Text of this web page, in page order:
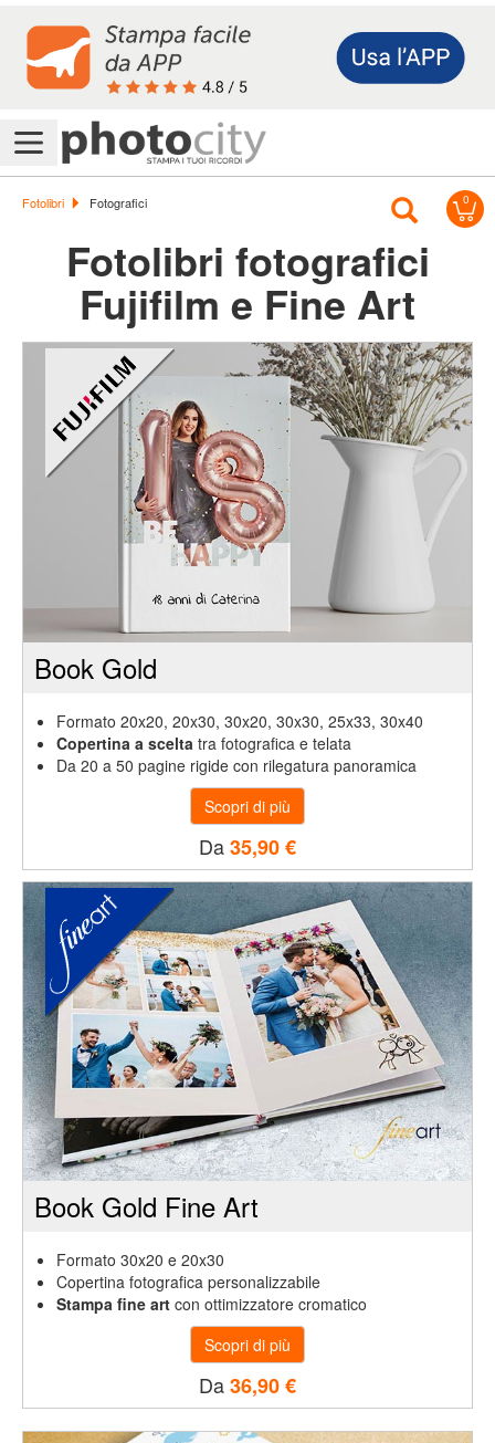
Offerte
Assistenza
Calendari
Fotoregali
Fashion
Lab
Ritorna
al
menù
Ritorna
al
menù
Promozioni
Fotolibri Fotografici 0
Fotolibri fotografici
Fujifilm e Fine Art
Book Gold
Formato 20x20, 20x30, 30x20, 30x30, 25x33, 30x40
Copertina a scelta tra fotografica e telata
Da 20 a 50 pagine rigide con rilegatura panoramica
Da35,90 €
Book Gold Fine Art
Formato 30x20 e 20x30
Copertina fotografica personalizzabile
Stampa fine art con ottimizzatore cromatico
Da36,90 €